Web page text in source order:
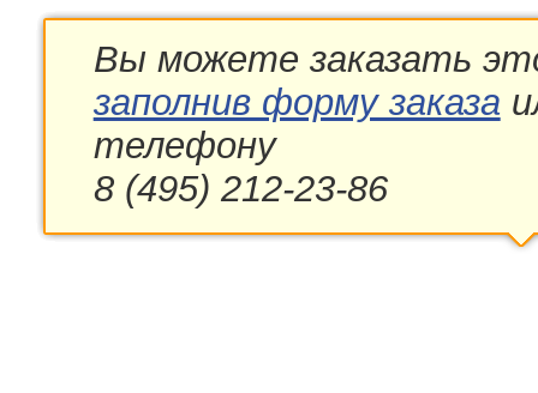
Вы можете заказать
заполнив форму заказа
телефону
8 (495) 212-23-86